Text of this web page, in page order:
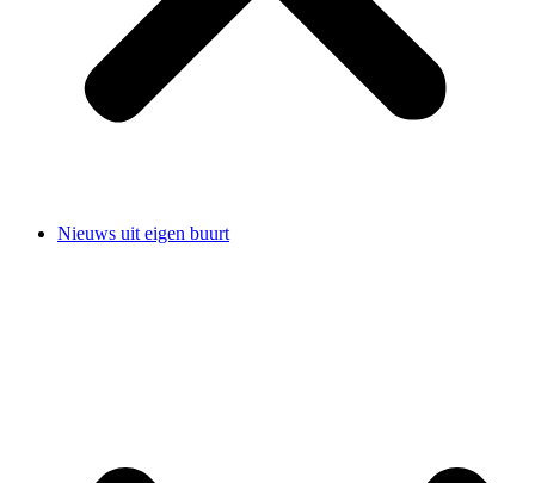
Nieuws uit eigen buurt